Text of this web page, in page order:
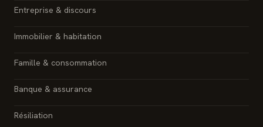
Entreprise & discours
Immobilier & habitation
Famille & consommation
Banque & assurance
Résiliation